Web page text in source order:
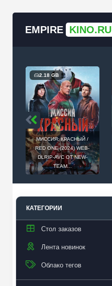
EMPIRE KINO.RU
2.18 GB
МИССИЯ: КРАСНЫЙ /
RED ONE (2024) WEB-
DLRIP-AVC ОТ NEW-
TEAM...
КАТЕГОРИИ
Стол заказов
Лента новинок
Облако тегов